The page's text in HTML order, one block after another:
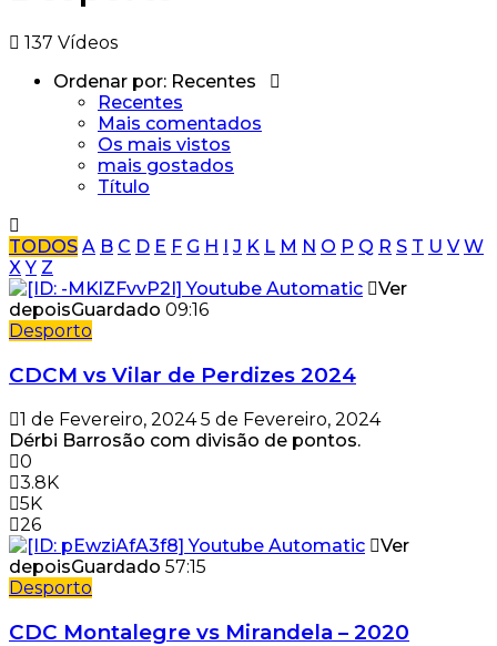
137 Vídeos
Ordenar por: Recentes
Recentes
Mais comentados
Os mais vistos
mais gostados
Título
TODOS A B C D E F G H J K L M N O P Q R S T U V W
X Y Z
Ver
depoisGuardado 09:16
Desporto
CDCM vs Vilar de Perdizes 2024
1 de Fevereiro, 2024 5 de Fevereiro, 2024
Dérbi Barrosão com divisão de pontos.
0
3.8K
5K
26
Ver
depoisGuardado 57:15
Desporto
CDC Montalegre vs Mirandela – 2020